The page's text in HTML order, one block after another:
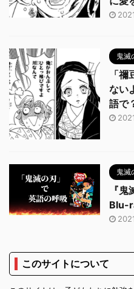
鬼滅
「
ない
語で
鬼滅
『
Blu-
このサイトについて